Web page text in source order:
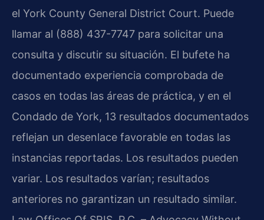
el York County General District Court. Puede
llamar al (888) 437-7747 para solicitar una
consulta y discutir su situación. El bufete ha
documentado experiencia comprobada de
casos en todas las áreas de práctica, y en el
Condado de York, 13 resultados documentados
reflejan un desenlace favorable en todas las
instancias reportadas. Los resultados pueden
variar. Los resultados varían; resultados
anteriores no garantizan un resultado similar.